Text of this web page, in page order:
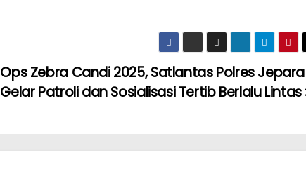
Ops Zebra Candi 2025, Satlantas Polres Jepara
Gelar Patroli dan Sosialisasi Tertib Berlalu Lintas